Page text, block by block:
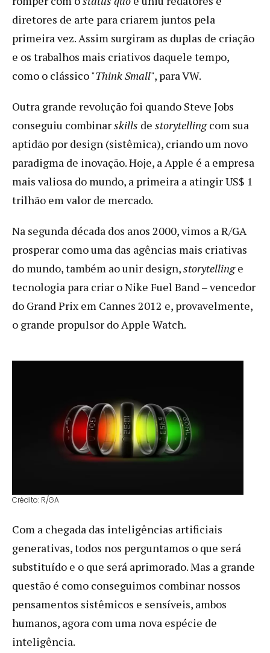
diretores de arte para criarem juntos pela
primeira vez. Assim surgiram as duplas de criação
e os trabalhos mais criativos daquele tempo,
como o clássico "Think Small", para VW.
Outra grande revolução foi quando Steve Jobs
conseguiu combinarskills de storytellingcom sua
aptidão por design (sistêmica), criando um novo
paradigma de inovação. Hoje, a Apple é a empresa
mais valiosa do mundo, a primeira a atingir US$ 1
trilhão em valor de mercado.
Na segunda década dos anos 2000, vimos a R/GA
prosperar como uma das agências mais criativas
do mundo, também ao unir design,storytellinge
tecnologia para criar o Nike Fuel Band – vencedor
do Grand Prix em Cannes 2012 e, provavelmente,
o grande propulsor do Apple Watch.
Crédito: R/GA
Com a chegada das inteligências artificiais
generativas, todos nos perguntamos o que será
substituído e o que será aprimorado. Mas a grande
questão é como conseguimos combinar nossos
pensamentos sistêmicos e sensíveis, ambos
humanos, agora com uma nova espécie de
inteligência.